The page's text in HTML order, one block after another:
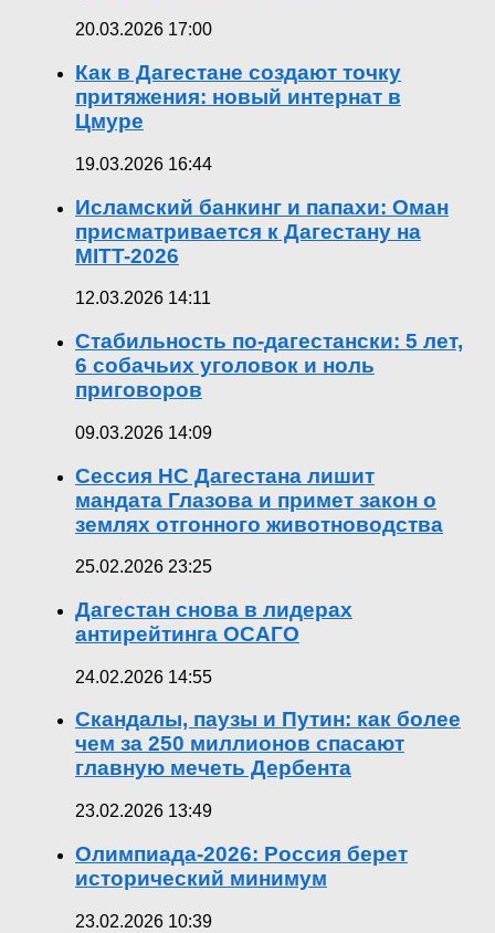
20.03.2026 17:00
Как в Дагестане создают точку
притяжения: новый интернат в
Цмуре
19.03.2026 16:44
Исламский банкинг и папахи: Оман
присматривается к Дагестану на
MITT-2026
12.03.2026 14:11
Стабильность по-дагестански: 5 лет,
6 собачьих уголовок и ноль
приговоров
09.03.2026 14:09
Сессия НС Дагестана лишит
мандата Глазова и примет закон о
землях отгонного животноводства
25.02.2026 23:25
Дагестан снова в лидерах
антирейтинга ОСАГО
24.02.2026 14:55
Скандалы, паузы и Путин: как более
чем за 250 миллионов спасают
главную мечеть Дербента
23.02.2026 13:49
Олимпиада-2026: Россия берет
исторический минимум
23.02.2026 10:39